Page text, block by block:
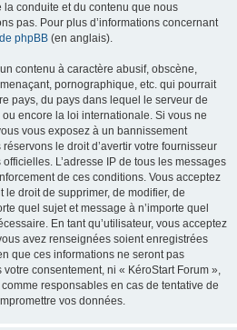
conduite et du contenu que nous
pas. Pour plus d’informations concernant
phpBB (en anglais).
contenu à caractère abusif, obscène,
pornographique, etc. qui pourrait
pays, du pays dans lequel le serveur de
encore la loi internationale. Si vous ne
vous exposez à un bannissement
le droit d’avertir votre fournisseur
L’adresse IP de tous les messages
de ces conditions. Vous acceptez
le droit de supprimer, de modifier, de
quel sujet et message à n’importe quel
En tant qu’utilisateur, vous acceptez
avez renseignées soient enregistrées
que ces informations ne seront pas
consentement, ni « KéroStart Forum »,
responsables en cas de tentative de
vos données.